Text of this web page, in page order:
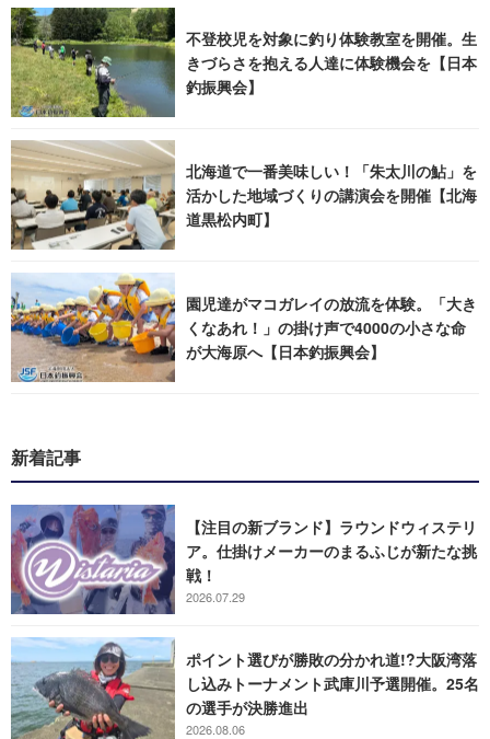
不登校児を対象に釣り体験教室を開催。生
きづらさを抱える人達に体験機会を【日本
釣振興会】
北海道で一番美味しい！「朱太川の鮎」を
活かした地域づくりの講演会を開催【北海
道黒松内町】
園児達がマコガレイの放流を体験。「大き
くなあれ！」の掛け声で4000の小さな命
が大海原へ【日本釣振興会】
新着記事
【注目の新ブランド】ラウンドウィステリ
ア。仕掛けメーカーのまるふじが新たな挑
戦！
2026.07.29
ポイント選びが勝敗の分かれ道!?大阪湾落
し込みトーナメント武庫川予選開催。25名
の選手が決勝進出
2026.08.06